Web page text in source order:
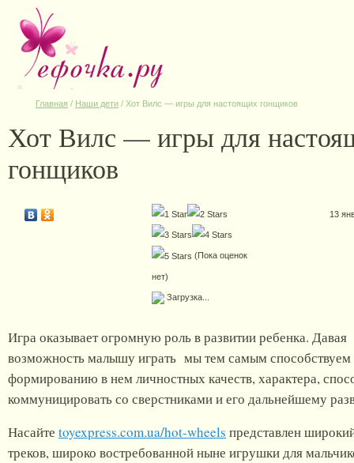
Главная / Наши дети / Хот Вилс — игры для настоящих гонщиков
Хот Вилс — игры для
гонщиков
(Пока оценок
нет)
Загрузка...
13
Игра оказывает огромную роль в развитии ребенка. Давая
возможность малышу играть мы тем самым способствуем
формированию в нем личностных качеств, характера,
коммуницировать со сверстниками и его дальнейшему
Насайте toyexpress.com.ua/hot-wheels представлен
треков, широко востребованной ныне игрушки для